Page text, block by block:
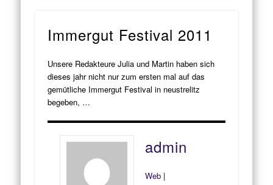
Immergut Festival 2011
Unsere Redakteure Julia und Martin haben sich
dieses jahr nicht nur zum ersten mal auf das
gemütliche Immergut Festival in neustrelitz
begeben, …
admin
Web |